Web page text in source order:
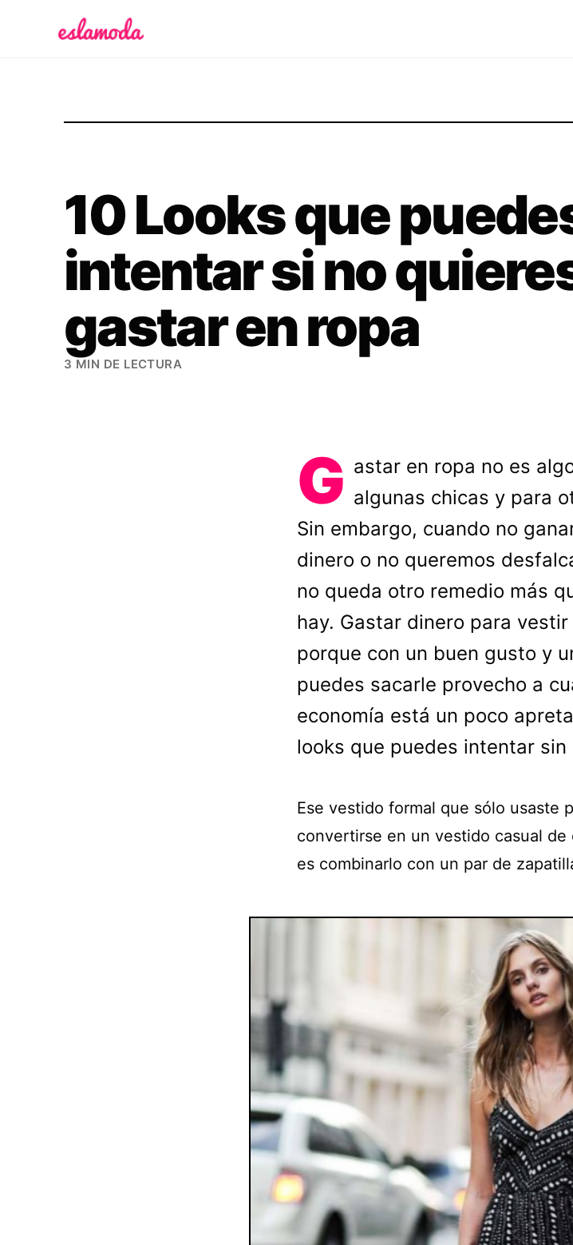
10 Looks que
intentar si no
gastar en ropa
3 MIN DE LECTURA
G astar en ropa no es
algunas chicas y para
Sin embargo, cuando no
dinero o no queremos
no queda otro remedio más
hay. Gastar dinero para
porque con un buen gusto y
puedes sacarle provecho a
economía está un poco
looks que puedes intentar sin
Ese vestido formal que sólo usaste
convertirse en un vestido casual
es combinarlo con un par de